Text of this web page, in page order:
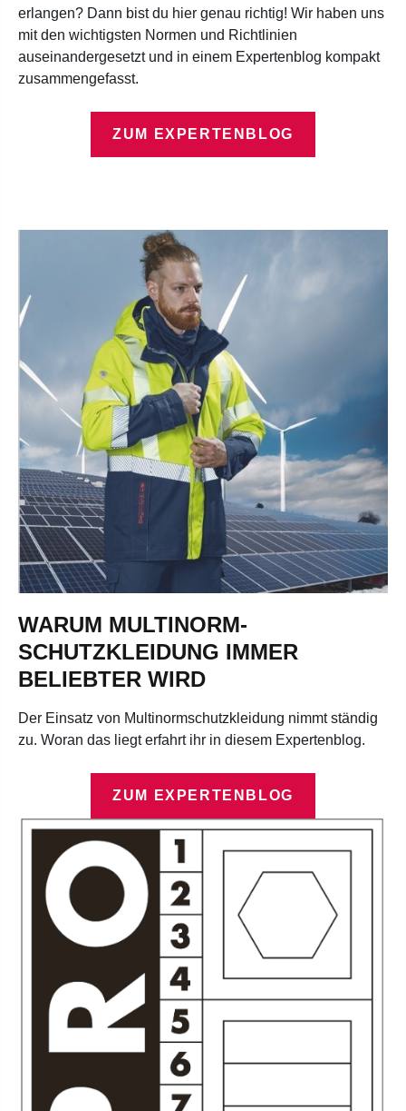
erlangen? Dann bist du hier genau richtig! Wir haben uns
mit den wichtigsten Normen und Richtlinien
auseinandergesetzt und in einem Expertenblog kompakt
zusammengefasst.
ZUM EXPERTENBLOG
WARUM MULTINORM-
SCHUTZKLEIDUNG IMMER
BELIEBTER WIRD
Der Einsatz von Multinormschutzkleidung nimmt ständig
zu. Woran das liegt erfahrt ihr in diesem Expertenblog.
ZUM EXPERTENBLOG